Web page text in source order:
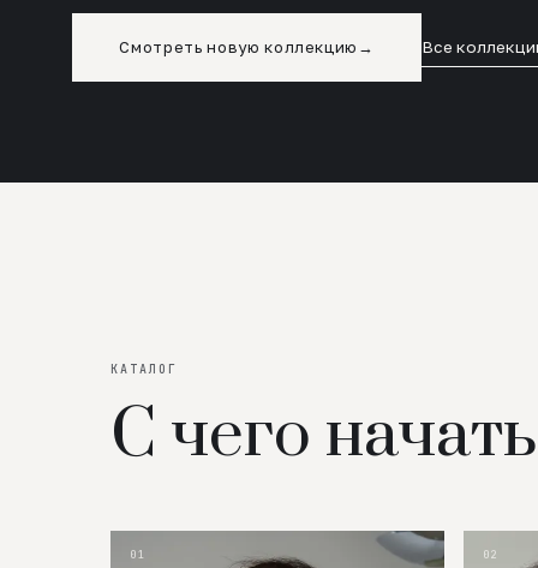
Смотреть новую коллекцию → Все
КАТАЛОГ
С чего начать
01 02